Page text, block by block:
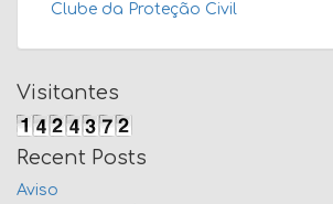
Clube da Proteção Civil
Visitantes
Recent Posts
Aviso